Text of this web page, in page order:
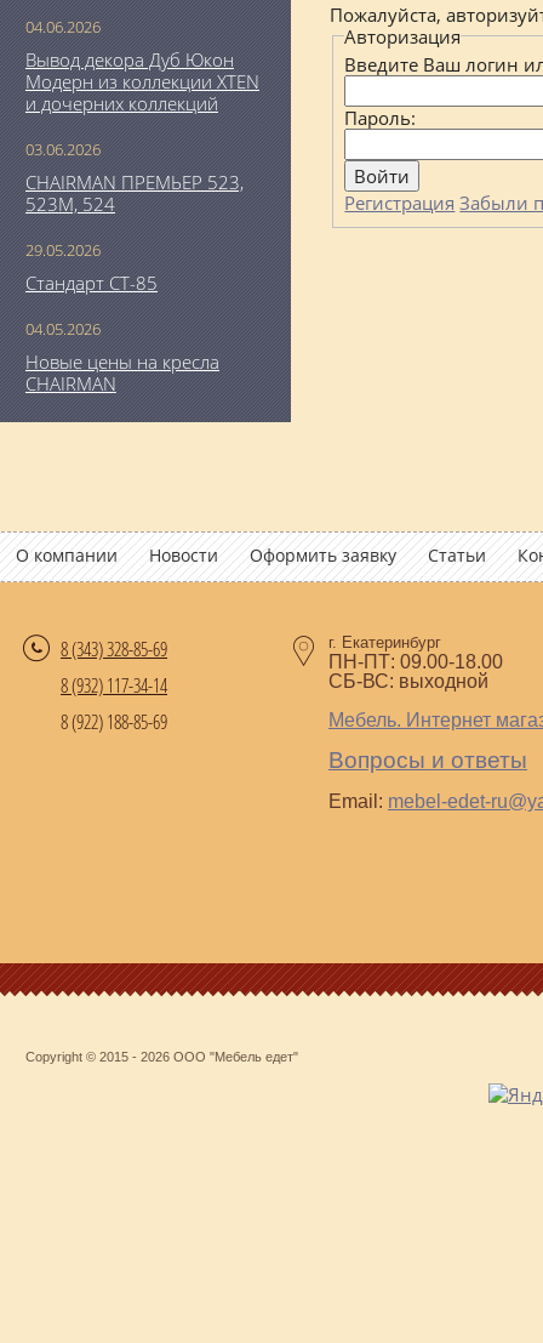
04.06.2026
Вывод декора Дуб Юкон
Модерн из коллекции XTEN
и дочерних коллекций
03.06.2026
CHAIRMAN ПРЕМЬЕР 523,
523М, 524
29.05.2026
Стандарт СТ-85
04.05.2026
Новые цены на кресла
CHAIRMAN
Пожалуйста,
Авторизация
Введите Ваш логин
Пароль:
Регистрация Забыли
О компании Новости Оформить заявку Статьи
8 (343)328-85-69
8 (932) 117-34-14
8 (922) 188-85-69
г. Екатеринбург
ПН-ПТ: 09.00-18.00
СБ-ВС: выходной
Мебель. Интернет
Вопросы и ответы
Email: mebel-edet-
Copyright © 2015 - 2026 ООО "Мебель едет"